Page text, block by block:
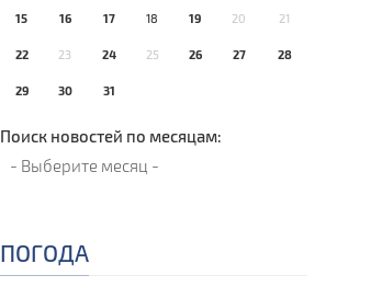
15 16 17 18 19 20 21
22 23 24 25 26 27 28
29 30 31
Поиск новостей по месяцам:
ПОГОДА